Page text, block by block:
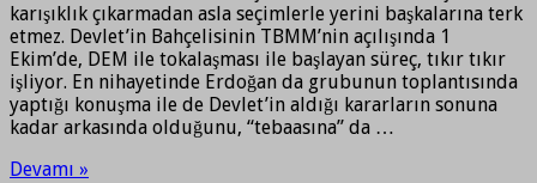
karışıklık çıkarmadan asla seçimlerle yerini başkalarına terk
etmez. Devlet’in Bahçelisinin TBMM’nin açılışında 1
Ekim’de, DEM ile tokalaşması ile başlayan süreç, tıkır tıkır
işliyor. En nihayetinde Erdoğan da grubunun toplantısında
yaptığı konuşma ile de Devlet’in aldığı kararların sonuna
kadar arkasında olduğunu, “tebaasına” da …
Devamı »